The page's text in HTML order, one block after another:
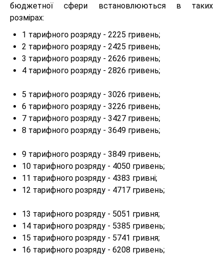
бюджетної сфери встановлюються в таких
розмірах:
1 тарифного розряду - 2225 гривень;
2 тарифного розряду - 2425 гривень;
3 тарифного розряду - 2626 гривень;
4 тарифного розряду - 2826 гривень;
5 тарифного розряду - 3026 гривень;
6 тарифного розряду - 3226 гривень;
7 тарифного розряду - 3427 гривень;
8 тарифного розряду - 3649 гривень;
9 тарифного розряду - 3849 гривень;
10 тарифного розряду - 4050 гривень;
11 тарифного розряду - 4383 гривні;
12 тарифного розряду - 4717 гривень;
13 тарифного розряду - 5051 гривня;
14 тарифного розряду - 5385 гривень;
15 тарифного розряду - 5741 гривня;
16 тарифного розряду - 6208 гривень;